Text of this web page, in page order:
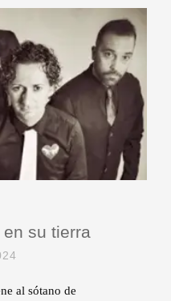
su tierra
al sótano de